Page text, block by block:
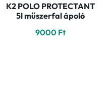
K2 POLO PROTECTANT
5l műszerfal ápoló
9000 Ft